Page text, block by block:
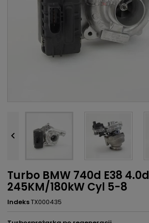

Turbo BMW 740d E38 4.0d
245KM/180kW Cyl 5-8
IndeksTX000435